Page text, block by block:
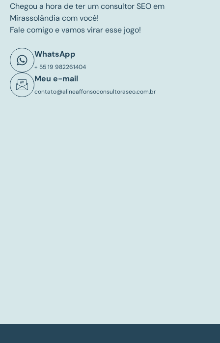
Chegou a hora de ter um consultor SEO em
Mirassolândia com você!
Fale comigo e vamos virar esse jogo!
WhatsApp
+ 55 19 982261404
Meu e-mail
contato@alineaffonsoconsultoraseo.com.br